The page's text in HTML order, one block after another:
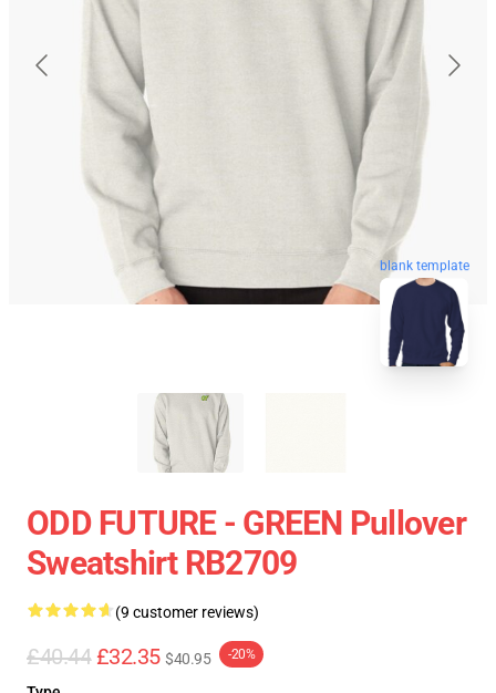
blank template
ODD FUTURE - GREEN Pullover
Sweatshirt RB2709
(9 customer reviews)
£40.44 £32.35 $40.95 -20%